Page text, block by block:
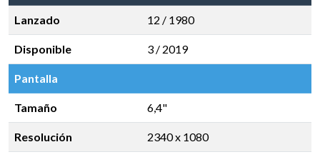
Lanzado 12 / 1980
Disponible 3 / 2019
Pantalla
Tamaño 6,4"
Resolución 2340 x 1080